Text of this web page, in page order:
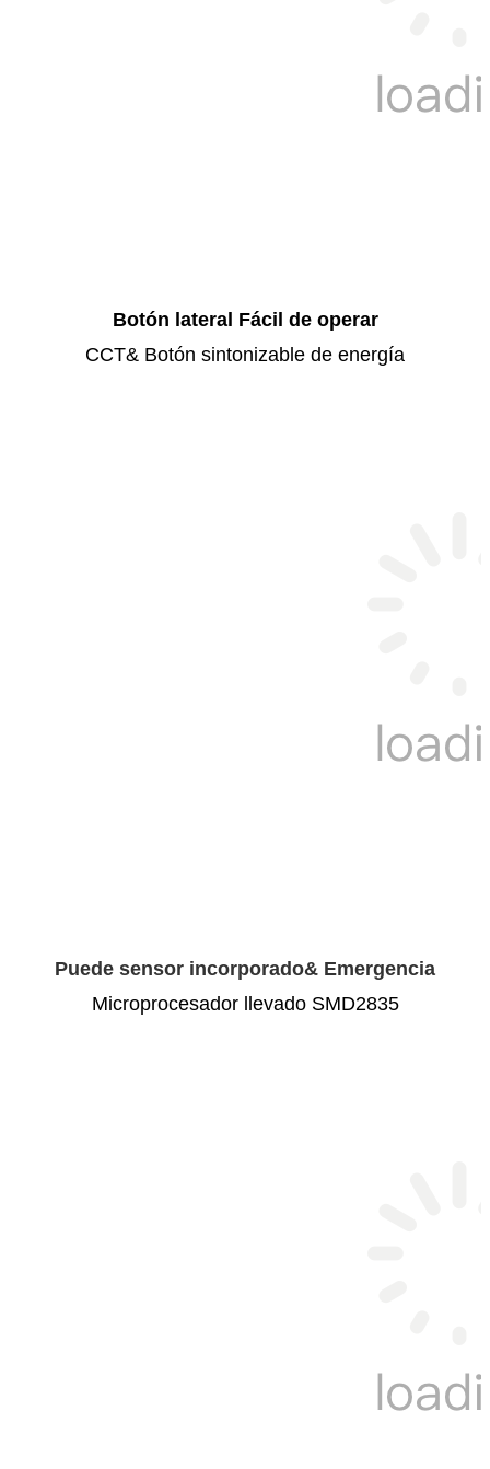
Botón lateral Fácil de operar
CCT& Botón sintonizable de energía
Puede sensor incorporado& Emergencia
Microprocesador llevado SMD2835